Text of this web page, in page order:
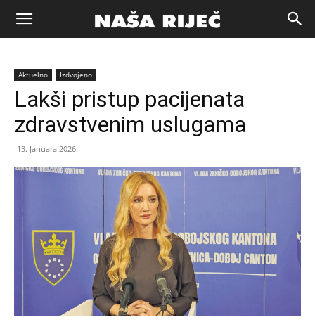
Naša
riječ
Aktuelno Izdvojeno
Lakši pristup pacijenata
zdravstvenim uslugama
13. Januara 2026.